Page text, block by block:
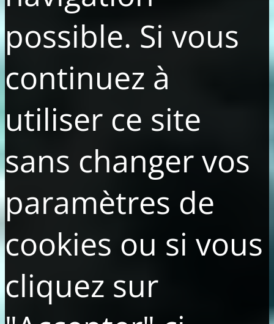
possible. Si vous
continuez à
utiliser ce site
sans changer vos
paramètres de
cookies ou si vous
cliquez sur